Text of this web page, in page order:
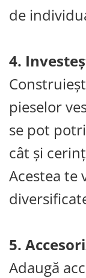
de
4.
pieselor
se pot
cât și
Acestea te
5.
Adaugă